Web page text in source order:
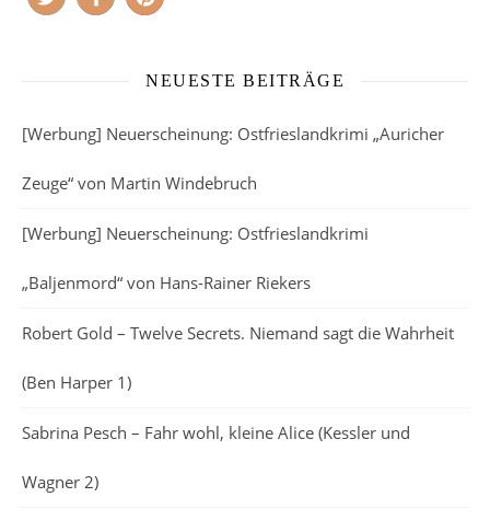
NEUESTE BEITRÄGE
[Werbung] Neuerscheinung: Ostfrieslandkrimi „Auricher
Zeuge“ von Martin Windebruch
[Werbung] Neuerscheinung: Ostfrieslandkrimi
„Baljenmord“ von Hans-Rainer Riekers
Robert Gold – Twelve Secrets. Niemand sagt die Wahrheit
(Ben Harper 1)
Sabrina Pesch – Fahr wohl, kleine Alice (Kessler und
Wagner 2)